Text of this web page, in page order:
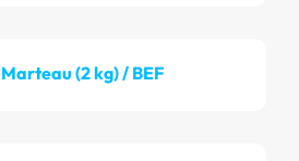
Marteau (2 kg) / BEF